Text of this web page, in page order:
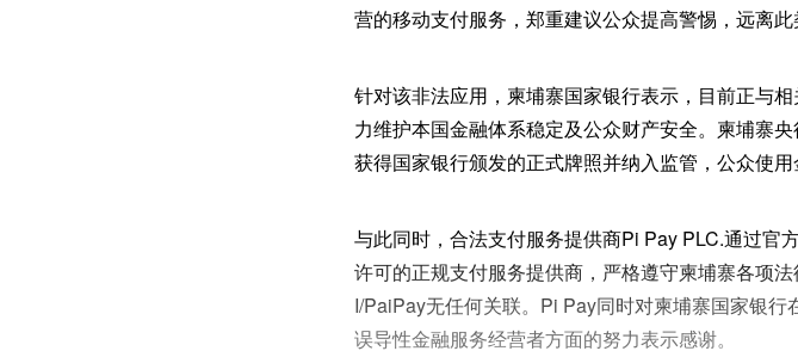
营的移动支付服务，郑重建议公众提高警惕，远离
针对该非法应用，柬埔寨国家银行表示，目前正与
力维护本国金融体系稳定及公众财产安全。柬埔寨
获得国家银行颁发的正式牌照并纳入监管，公众使用
与此同时，合法支付服务提供商Pi Pay PLC.通过官
许可的正规支付服务提供商，严格遵守柬埔寨各项
I/PaiPay无任何关联。Pi Pay同时对柬埔寨国家银
误导性金融服务经营者方面的努力表示感谢。